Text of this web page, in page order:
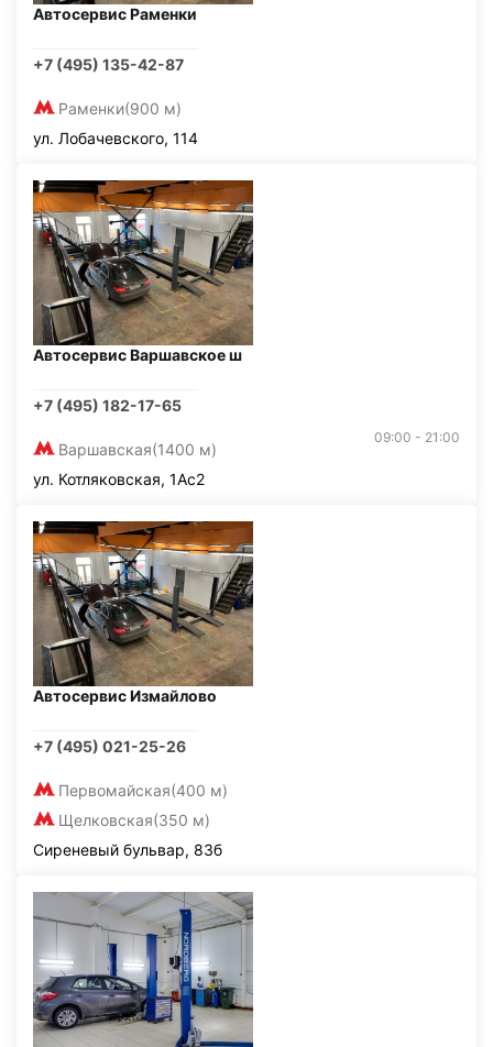
Автосервис Раменки
+7 (495) 135-42-87
Раменки(900 м)
ул. Лобачевского, 114
Автосервис Варшавское ш
+7 (495) 182-17-65
Варшавская(1400 м)
09:00 - 21:00
ул. Котляковская, 1Ас2
Автосервис Измайлово
+7 (495) 021-25-26
Первомайская(400 м)
Щелковская(350 м)
Сиреневый бульвар, 83б